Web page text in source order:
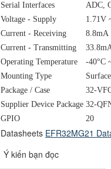
Serial Interfaces
ADC,
Voltage - Supply
1.71V
Current - Receiving
8.8mA
Current - Transmitting
Operating Temperature
-40°C
Mounting Type
Package / Case
32-
Supplier Device Package 32-
GPIO
20
Datasheets EFR32MG21
Ý kiến bạn đọc